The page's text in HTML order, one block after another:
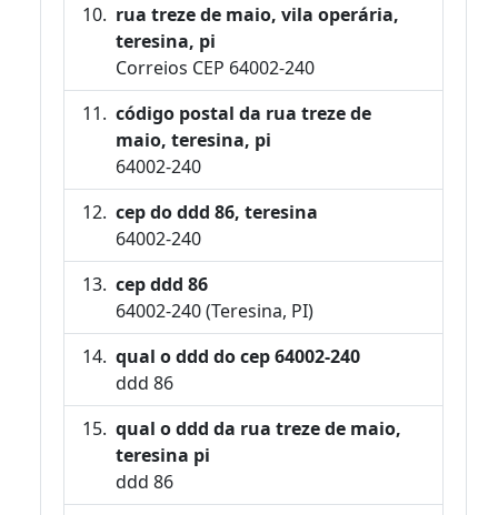
rua treze de maio, vila operária,
teresina, pi
Correios CEP 64002-240
código postal da rua treze de
maio, teresina, pi
64002-240
cep do ddd 86, teresina
64002-240
cep ddd 86
64002-240 (Teresina, PI)
qual o ddd do cep 64002-240
ddd 86
qual o ddd da rua treze de maio,
teresina pi
ddd 86